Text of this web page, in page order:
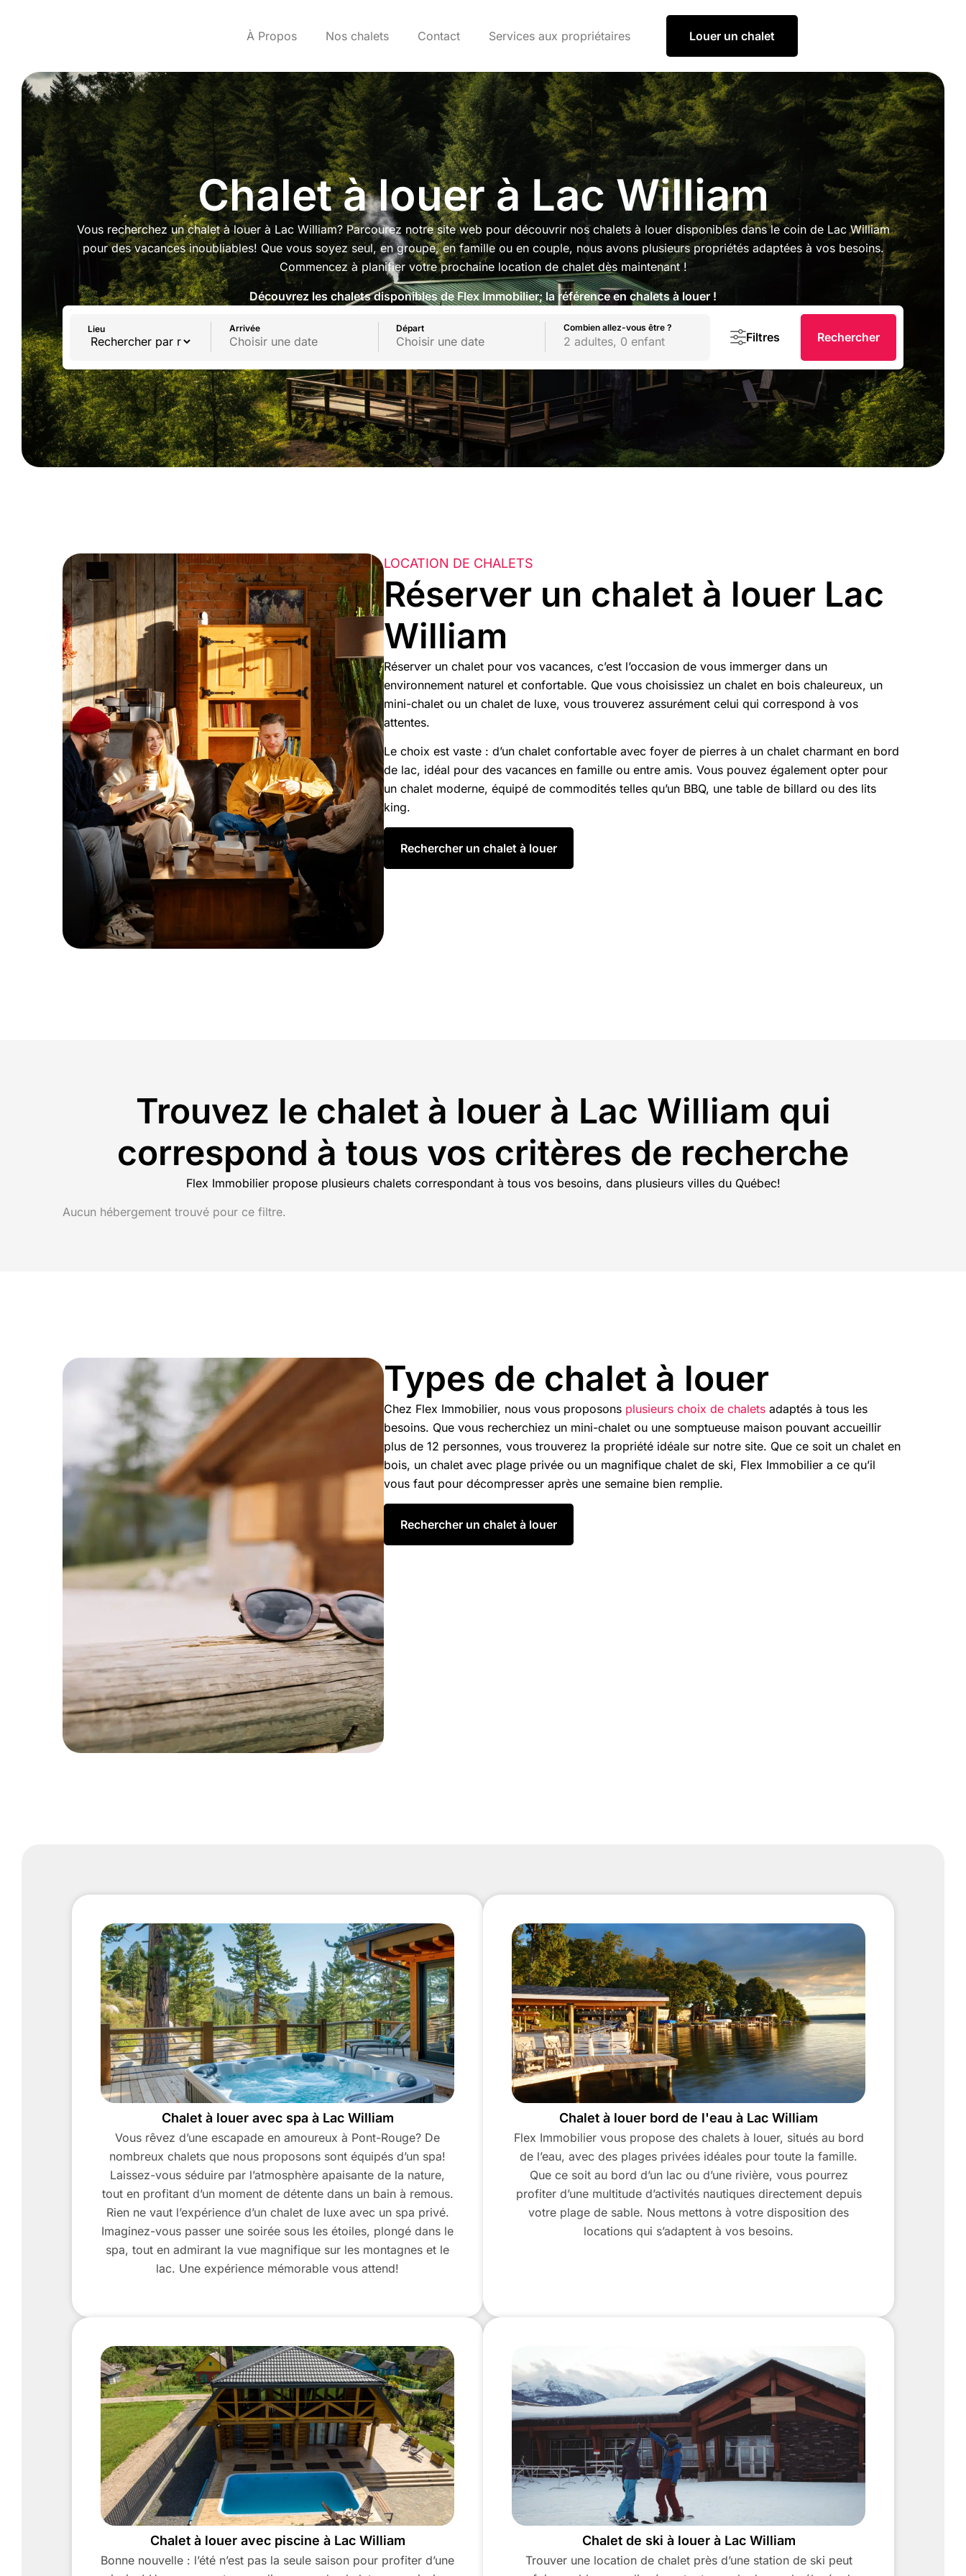
À Propos Nos chalets Contact Services aux propriétaires Louer un chalet
Chalet à louer à Lac William
Vous recherchez un chalet à louer à Lac William? Parcourez notre site web pour découvrir nos chalets à louer disponibles dans le coin de Lac William
pour des vacances inoubliables! Que vous soyez seul, en groupe, en famille ou en couple, nous avons plusieurs propriétés adaptées à vos besoins.
Commencez à planifier votre prochaine location de chalet dès maintenant !
Découvrez les chalets disponibles de Flex Immobilier; la référence en chalets à louer !
Lieu Arrivée Départ Combien allez-vous être ?
2 adultes, 0 enfant Filtres Rechercher
LOCATION DE CHALETS
Réserver un chalet à louer Lac
William
Réserver un chalet pour vos vacances, c’est l’occasion de vous immerger dans un
environnement naturel et confortable. Que vous choisissiez un chalet en bois chaleureux, un
mini-chalet ou un chalet de luxe, vous trouverez assurément celui qui correspond à vos
attentes.
Le choix est vaste : d’un chalet confortable avec foyer de pierres à un chalet charmant en bord
de lac, idéal pour des vacances en famille ou entre amis. Vous pouvez également opter pour
un chalet moderne, équipé de commodités telles qu’un BBQ, une table de billard ou des lits
king.
Rechercher un chalet à louer
Trouvez le chalet à louer à Lac William qui
correspond à tous vos critères de recherche
Flex Immobilier propose plusieurs chalets correspondant à tous vos besoins, dans plusieurs villes du Québec!
Aucun hébergement trouvé pour ce filtre.
Types de chalet à louer
Chez Flex Immobilier, nous vous proposons plusieurs choix de chalets adaptés à tous les
besoins. Que vous recherchiez un mini-chalet ou une somptueuse maison pouvant accueillir
plus de 12 personnes, vous trouverez la propriété idéale sur notre site. Que ce soit un chalet en
bois, un chalet avec plage privée ou un magnifique chalet de ski, Flex Immobilier a ce qu’il
vous faut pour décompresser après une semaine bien remplie.
Rechercher un chalet à louer
Chalet à louer avec spa à Lac William
Vous rêvez d’une escapade en amoureux à Pont-Rouge? De
nombreux chalets que nous proposons sont équipés d’un spa!
Laissez-vous séduire par l’atmosphère apaisante de la nature,
tout en profitant d’un moment de détente dans un bain à remous.
Rien ne vaut l’expérience d’un chalet de luxe avec un spa privé.
Imaginez-vous passer une soirée sous les étoiles, plongé dans le
spa, tout en admirant la vue magnifique sur les montagnes et le
lac. Une expérience mémorable vous attend!
Chalet à louer bord de l'eau à Lac William
Flex Immobilier vous propose des chalets à louer, situés au bord
de l’eau, avec des plages privées idéales pour toute la famille.
Que ce soit au bord d’un lac ou d’une rivière, vous pourrez
profiter d’une multitude d’activités nautiques directement depuis
votre plage de sable. Nous mettons à votre disposition des
locations qui s’adaptent à vos besoins.
Chalet à louer avec piscine à Lac William
Bonne nouvelle : l’été n’est pas la seule saison pour profiter d’une
Chalet de ski à louer à Lac William
Trouver une location de chalet près d’une station de ski peut